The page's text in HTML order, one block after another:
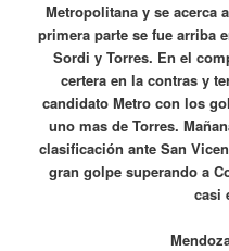
Metropolitana y se acerca
primera parte se fue arriba
Sordi y Torres. En el
certera en la contras y
candidato Metro con los
uno mas de Torres.
clasificación ante San
gran golpe superando a
casi